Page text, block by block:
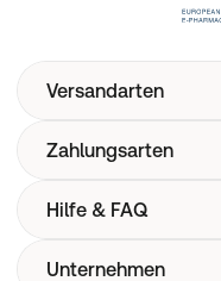
Versandarten
Zahlungsarten
Hilfe & FAQ
FAQ
Unternehmen